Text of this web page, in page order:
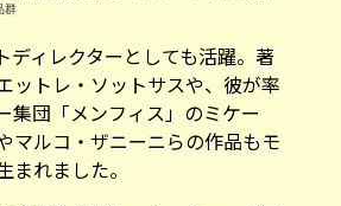
ットレ・ソットサスや、彼が率
集団「メンフィス」のミケー
マルコ・ザニーニらの作品もモ
まれました。